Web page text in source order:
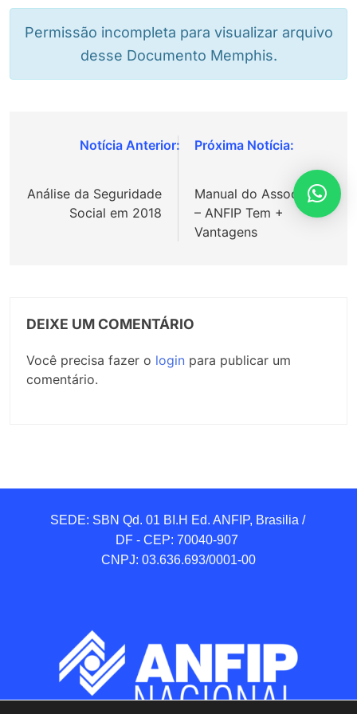
Permissão incompleta para visualizar arquivo
desse Documento Memphis.
Navegação
Post
Análise da Seguridade
Social em 2018
Manual do Associado
– ANFIP Tem +
Vantagens
DEIXE UM COMENTÁRIO
Você precisa fazer o login para publicar um
comentário.
SEDE: SBN Qd. 01 BI.H Ed. ANFIP, Brasilia /
DF - CEP: 70040-907
CNPJ: 03.636.693/0001-00